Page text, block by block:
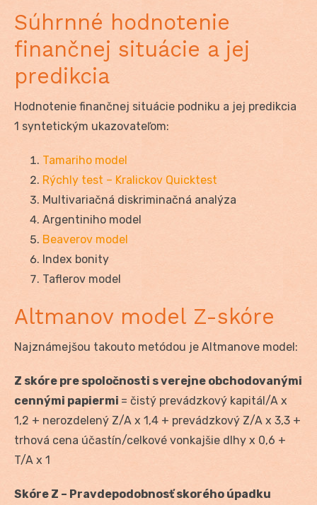
Súhrnné hodnotenie
finančnej situácie a jej
predikcia
Hodnotenie finančnej situácie podniku a jej predikcia
1 syntetickým ukazovateľom:
Tamariho model
Rýchly test – Kralickov Quicktest
Multivariačná diskriminačná analýza
Argentiniho model
Beaverov model
Index bonity
Taflerov model
Altmanov model Z-skóre
Najznámejšou takouto metódou je Altmanove model:
Z skóre pre spoločnosti s verejne obchodovanými
cennými papiermi = čistý prevádzkový kapitál/A x
1,2 + nerozdelený Z/A x 1,4 + prevádzkový Z/A x 3,3 +
trhová cena účastín/celkové vonkajšie dlhy x 0,6 +
T/A x 1
Skóre Z – Pravdepodobnosť skorého úpadku